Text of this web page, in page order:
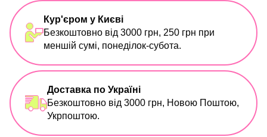
Кур'єром у Києві
Безкоштовно від 3000 грн, 250 грн при
меншій сумі, понеділок-субота.
Доставка по Україні
Безкоштовно від 3000 грн, Новою Поштою,
Укрпоштою.